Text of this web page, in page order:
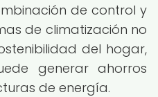
de control y
de climatización no
del hogar,
generar ahorros
de energía.